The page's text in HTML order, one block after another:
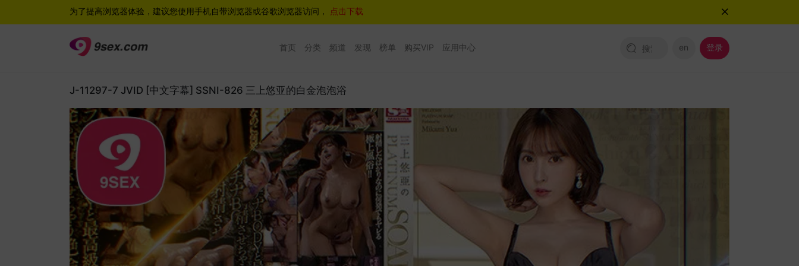
为了提高浏览器体验，建议您使用手机自带浏览器或谷歌浏览器访问， 点击下载
首页 分类 频道 发现 榜单 购买VIP 应用中心 en 登录
J-11297-7 JVID [中文字幕] SSNI-826 三上悠亚的白金泡泡浴